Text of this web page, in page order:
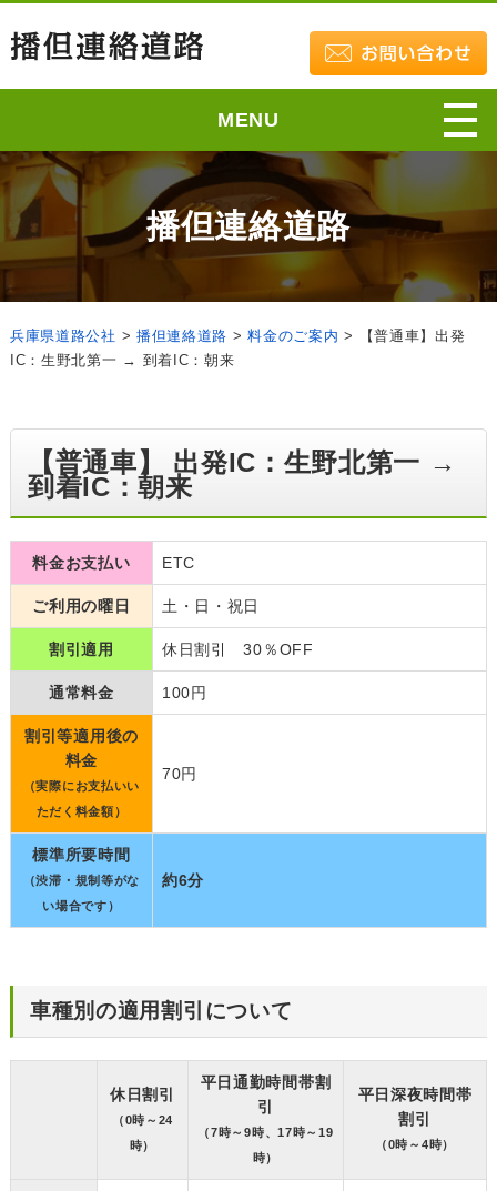
MENU
播但連絡道路
兵庫県道路公社 > 播但連絡道路 >料金のご案内 >
【普通車】出発
IC：生野北第一 → 到着IC：朝来
【普通車】 出発IC：生野北第一 →
到着IC：朝来
料金お支払い ETC
ご利用の曜日 土・日・祝日
割引適用 休日割引 30％OFF
通常料金 100円
割引等適用後の
料金
（実際にお支払いい
ただく料金額）
70円
標準所要時間
（渋滞・規制等がな
い場合です）
約6分
車種別の適用割引について
休日割引
（0時～24
時）
平日通勤時間帯割
引
（7時～9時、17時～19
時）
平日深夜時間帯
割引
（0時～4時）